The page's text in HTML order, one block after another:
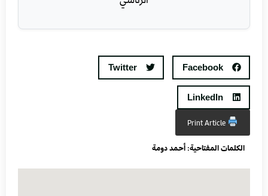
Facebook
Twitter
LinkedIn
Print Article
الكلمات المفتاحية:أحمد دومة